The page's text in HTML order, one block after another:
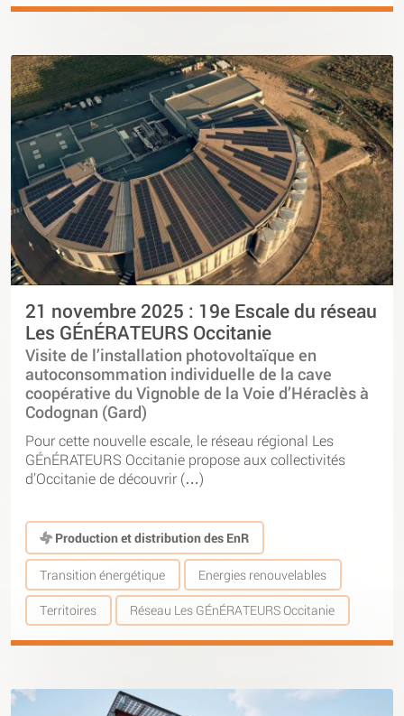
21 novembre 2025 : 19e Escale du réseau
Les GÉnÉRATEURS Occitanie
Visite de l’installation photovoltaïque en
autoconsommation individuelle de la cave
coopérative du Vignoble de la Voie d’Héraclès à
Codognan (Gard)
Pour cette nouvelle escale, le réseau régional Les
GÉnÉRATEURS Occitanie propose aux collectivités
d’Occitanie de découvrir (…)
Production et distribution des EnR
Transition énergétique Energies renouvelables
Territoires Réseau Les GÉnÉRATEURS Occitanie